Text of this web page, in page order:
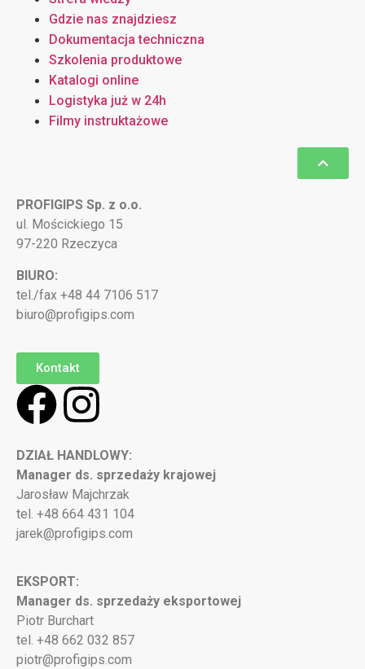
Gdzie nas znajdziesz
Dokumentacja techniczna
Szkolenia produktowe
Katalogi online
Logistyka już w 24h
Filmy instruktażowe
PROFIGIPS Sp. z o.o.
ul. Mościckiego 15
97-220 Rzeczyca
BIURO:
tel./fax +48 44 7106 517
biuro@profigips.com
Kontakt
DZIAŁ HANDLOWY:
Manager ds. sprzedaży krajowej
Jarosław Majchrzak
tel. +48 664 431 104
jarek@profigips.com
EKSPORT:
Manager ds. sprzedaży eksportowej
Piotr Burchart
tel. +48 662 032 857
piotr@profigips.com